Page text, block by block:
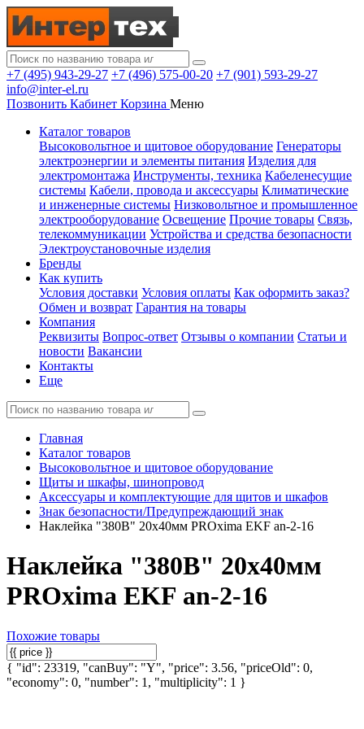
+7 (495) 943-29-27 +7 (496) 575-00-20 +7 (901) 593-29-27
info@inter-el.ru
Позвонить Кабинет Корзина Меню
Каталог товаров
Высоковольтное и щитовое оборудование Генераторы
электроэнергии и элементы питания Изделия для
электромонтажа Инструменты, техника Кабеленесущие
системы Кабели, провода и аксессуары Климатические
и инженерные системы Низковольтное и промышленное
электрооборудование Освещение Прочие товары Связь,
телекоммуникации Устройства и средства безопасности
Электроустановочные изделия
Бренды
Как купить
Условия доставки Условия оплаты Как оформить заказ?
Обмен и возврат Гарантия на товары
Компания
Реквизиты Вопрос-ответ Отзывы о компании Статьи и
новости Вакансии
Контакты
Еще
Главная
Каталог товаров
Высоковольтное и щитовое оборудование
Щиты и шкафы, шинопровод
Аксессуары и комплектующие для щитов и шкафов
Знак безопасности/Предупреждающий знак
Наклейка "380В" 20х40мм PROxima EKF an-2-16
Наклейка "380В" 20х40мм
PROxima EKF an-2-16
Похожие товары
{ "id": 23319, "canBuy": "Y", "price": 3.56, "priceOld": 0,
"economy": 0, "number": 1, "multiplicity": 1 }